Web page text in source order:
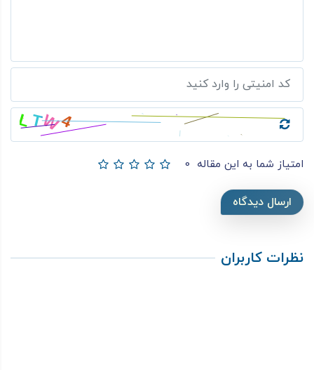
امتیاز شما به این مقاله 0
ارسال دیدگاه
نظرات کاربران